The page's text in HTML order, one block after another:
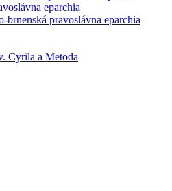
eparchia
brnenská pravoslávna eparchia
Cyrila a Metoda